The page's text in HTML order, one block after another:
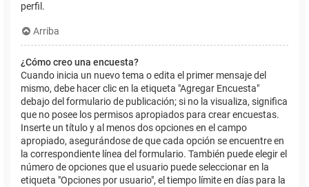
perfil.
Arriba
¿Cómo creo una encuesta?
Cuando inicia un nuevo tema o edita el primer mensaje del
mismo, debe hacer clic en la etiqueta "Agregar Encuesta"
debajo del formulario de publicación; si no la visualiza, significa
que no posee los permisos apropiados para crear encuestas.
Inserte un título y al menos dos opciones en el campo
apropiado, asegurándose de que cada opción se encuentre en
la correspondiente línea del formulario. También puede elegir el
número de opciones que el usuario puede seleccionar en la
etiqueta "Opciones por usuario", el tiempo límite en días para la